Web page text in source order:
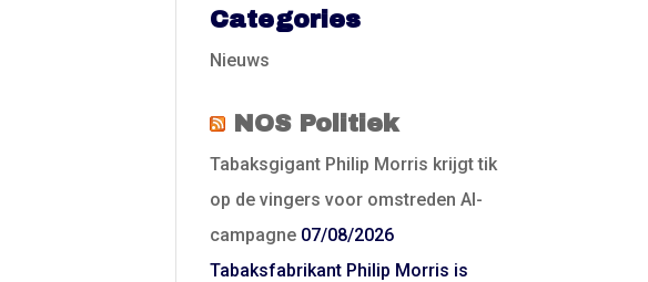
Categories
Nieuws
NOS Politiek
Tabaksgigant Philip Morris krijgt tik
op de vingers voor omstreden AI-
campagne 07/08/2026
Tabaksfabrikant Philip Morris is